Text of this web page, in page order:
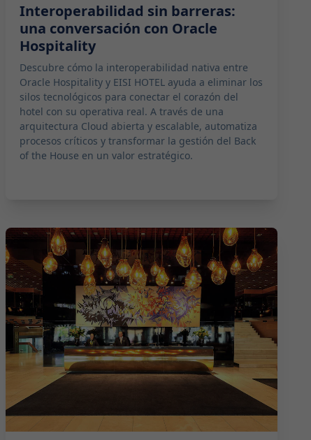
Interoperabilidad sin barreras:
una conversación con Oracle
Hospitality
Descubre cómo la interoperabilidad nativa entre
Oracle Hospitality y EISI HOTEL ayuda a eliminar los
silos tecnológicos para conectar el corazón del
hotel con su operativa real. A través de una
arquitectura Cloud abierta y escalable, automatiza
procesos críticos y transformar la gestión del Back
of the House en un valor estratégico.
2025-09-17 10:00:00